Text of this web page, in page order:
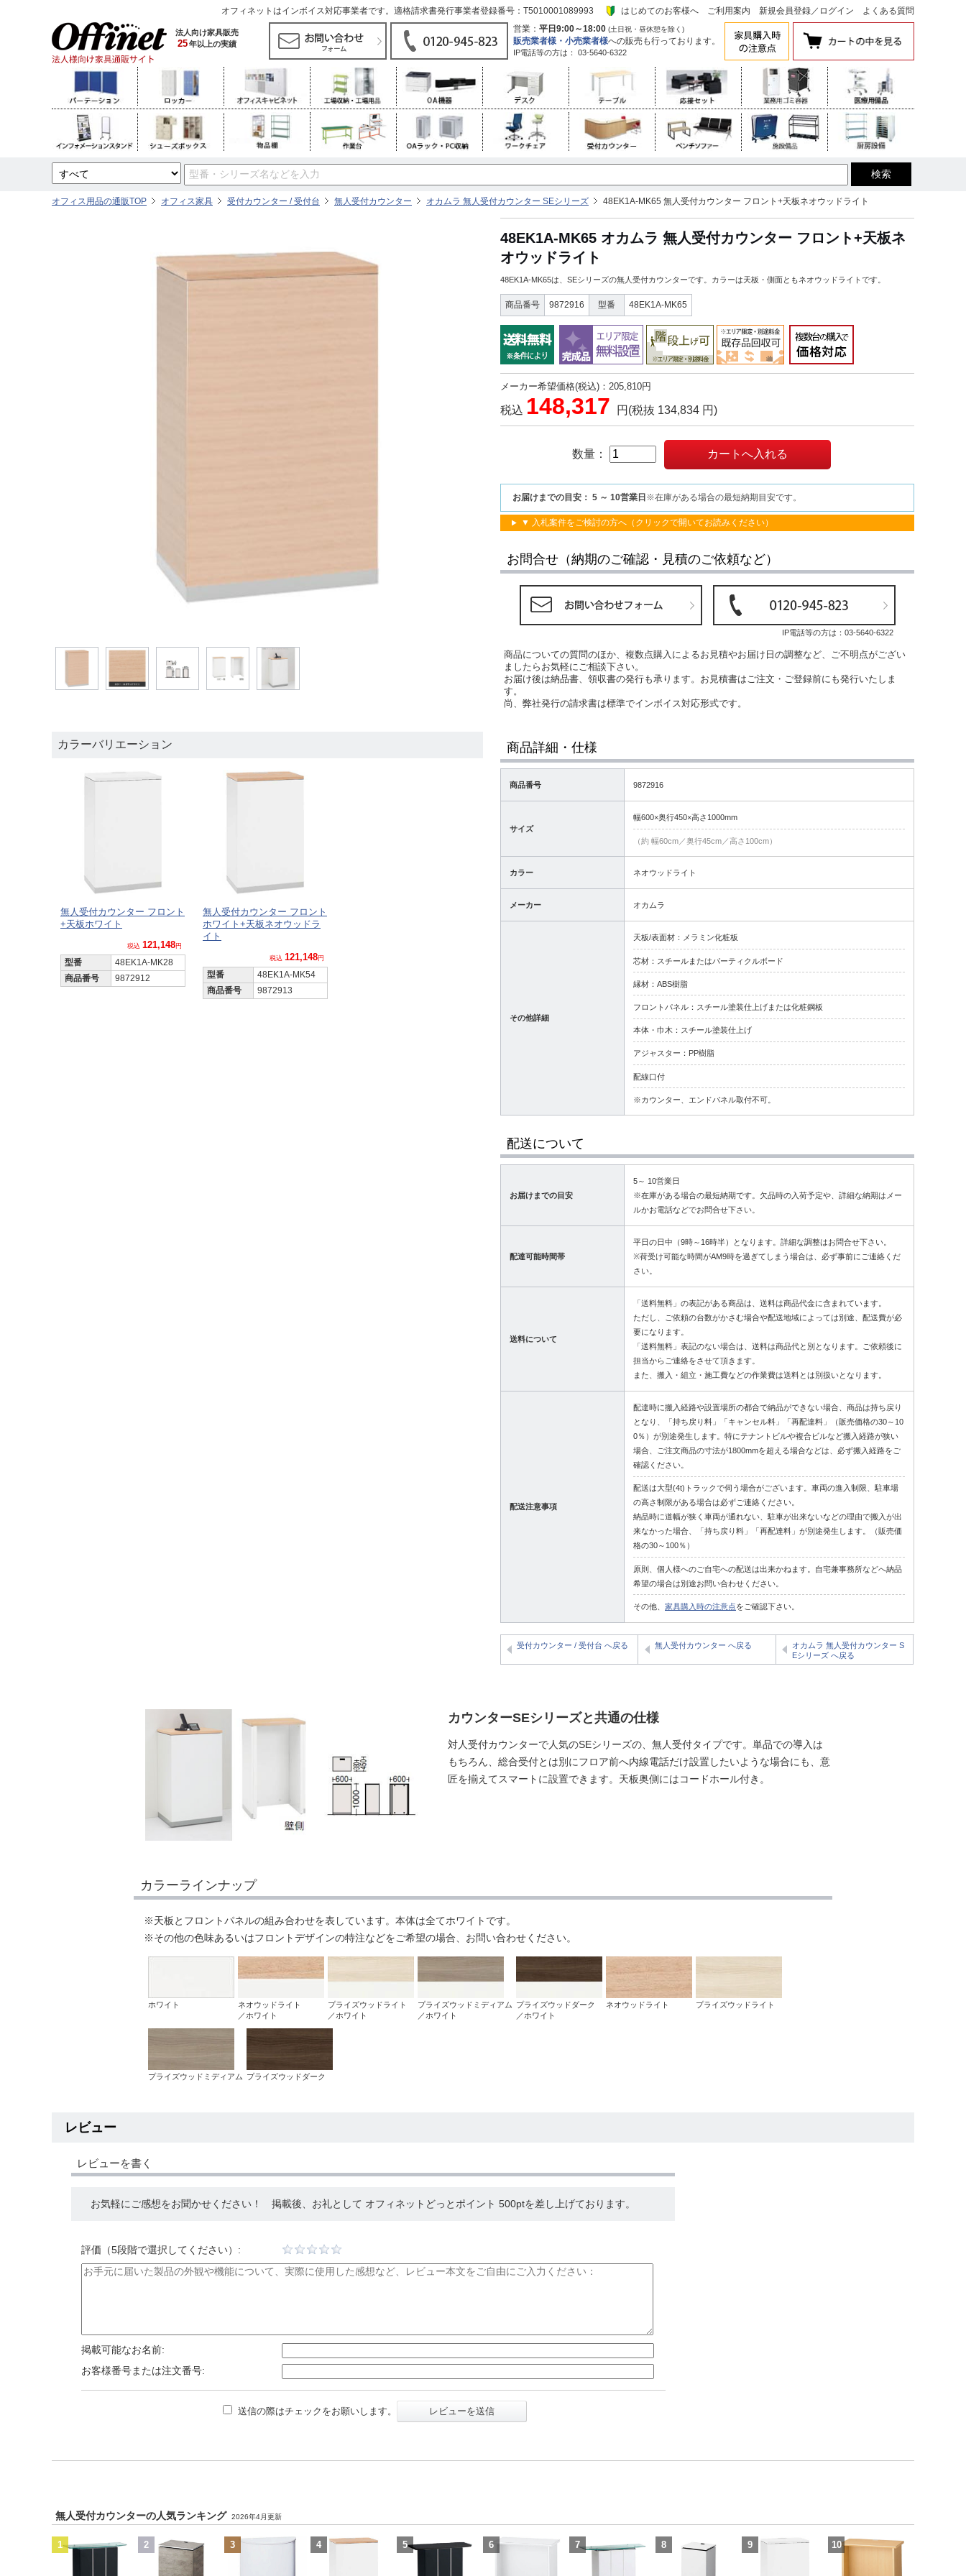
オフィネットはインボイス対応事業者です。適格請求書発行事業者登録番号：T5010001089993 はじめてのお客様へ ご利用案内 新規会員登録／ ログイン よくある質問
法人向け家具販売
25年以上の実績
営業： 平日9:00～18:00 (土日祝・昼休憩を除く)
販売業者様・小売業者様への販売も行っております。
IP電話等の方は： 03-5640-6322
オフィス用品の通販TOP オフィス家具 受付カウンター / 受付台 無人受付カウンター オカムラ 無人受付カウンター SEシリーズ 48EK1A-MK65 無人受付カウンター フロント+天板ネオウッドライト
48EK1A-MK65 オカムラ 無人受付カウンター フロント+天板ネ
オウッドライト
48EK1A-MK65は、SEシリーズの無人受付カウンターです。カラーは天板・側面ともネオウッドライトです。
商品番号 9872916 型番 48EK1A-MK65
メーカー希望価格(税込)：205,810円
税込 148,317 円 (税抜 134,834 円)
数量：
お届けまでの目安： 5 ～ 10営業日※在庫がある場合の最短納期目安です。
▼ 入札案件をご検討の方へ（クリックで開いてお読みください）
お問合せ（納期のご確認・見積のご依頼など）
IP電話等の方は： 03-5640-6322
商品についての質問のほか、複数点購入によるお見積やお届け日の調整など、ご不明点がござい
ましたらお気軽にご相談下さい。
お届け後は納品書、領収書の発行も承ります。お見積書はご注文・ご登録前にも発行いたしま
す。
尚、弊社発行の請求書は標準でインボイス対応形式です。
カラーバリエーション
無人受付カウンター フロント
+天板ホワイト
税込 121,148円
型番
48EK1A-MK28
商品番号
9872912
無人受付カウンター フロント
ホワイト+天板ネオウッドラ
イト
税込 121,148円
型番
48EK1A-MK54
商品番号
9872913
商品詳細・仕様
商品番号 9872916
サイズ
幅600×奥行450×高さ1000mm
（約 幅60cm／奥行45cm／高さ100cm）
カラー ネオウッドライト
メーカー オカムラ
その他詳細
天板/表面材：メラミン化粧板
芯材：スチールまたはパーティクルボード
縁材：ABS樹脂
フロントパネル：スチール塗装仕上げまたは化粧鋼板
本体・巾木：スチール塗装仕上げ
アジャスター：PP樹脂
配線口付
※カウンター、エンドパネル取付不可。
配送について
お届けまでの目安
5～ 10営業日
※在庫がある場合の最短納期です。欠品時の入荷予定や、詳細な納期はメー
ルかお電話などでお問合せ下さい。
配達可能時間帯
平日の日中（9時～16時半）となります。詳細な調整はお問合せ下さい。
※荷受け可能な時間がAM9時を過ぎてしまう場合は、必ず事前にご連絡くだ
さい。
送料について
「送料無料」の表記がある商品は、送料は商品代金に含まれています。
ただし、ご依頼の台数がかさむ場合や配送地域によっては別途、配送費が必
要になります。
「送料無料」表記のない場合は、送料は商品代と別となります。ご依頼後に
担当からご連絡をさせて頂きます。
また、搬入・組立・施工費などの作業費は送料とは別扱いとなります。
配送注意事項
配達時に搬入経路や設置場所の都合で納品ができない場合、商品は持ち戻り
となり、「持ち戻り料」「キャンセル料」「再配達料」（販売価格の30～10
0％）が別途発生します。特にテナントビルや複合ビルなど搬入経路が狭い
場合、ご注文商品の寸法が1800mmを超える場合などは、必ず搬入経路をご
確認ください。
配送は大型(4t)トラックで伺う場合がございます。車両の進入制限、駐車場
の高さ制限がある場合は必ずご連絡ください。
納品時に道幅が狭く車両が通れない、駐車が出来ないなどの理由で搬入が出
来なかった場合、「持ち戻り料」「再配達料」が別途発生します。（販売価
格の30～100％）
原則、個人様へのご自宅への配送は出来かねます。自宅兼事務所などへ納品
希望の場合は別途お問い合わせください。
その他、 家具購入時の注意点をご確認下さい。
受付カウンター / 受付台 へ戻る 無人受付カウンター へ戻る
オカムラ 無人受付カウンター S
Eシリーズ へ戻る
カウンターSEシリーズと共通の仕様
対人受付カウンターで人気のSEシリーズの、無人受付タイプです。単品での導入は
もちろん、総合受付とは別にフロア前へ内線電話だけ設置したいような場合にも、意
匠を揃えてスマートに設置できます。天板奥側にはコードホール付き。
カラーラインナップ
※天板とフロントパネルの組み合わせを表しています。本体は全てホワイトです。
※その他の色味あるいはフロントデザインの特注などをご希望の場合、お問い合わせください。
ホワイト
ネオウッドライト
／ホワイト
プライズウッドライト
／ホワイト
プライズウッドミディアム
／ホワイト
プライズウッドダーク
／ホワイト
ネオウッドライト プライズウッドライト
プライズウッドミディアム プライズウッドダーク
レビュー
レビューを書く
お気軽にご感想をお聞かせください！ 掲載後、お礼として オフィネットどっとポイント 500ptを差し上げております。
評価（5段階で選択してください）:
掲載可能なお名前:
お客様番号または注文番号:
送信の際はチェックをお願いします。 レビューを送信
無人受付カウンターの人気ランキング 2026年4月更新
1 2 3 4 5 6 7 8 9 10